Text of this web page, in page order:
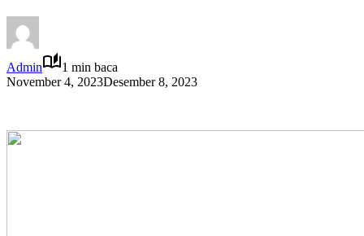
Admin
1 min baca
November 4, 2023Desember 8, 2023